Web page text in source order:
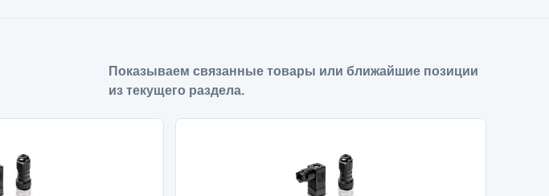
Показываем связанные товары или ближайшие позиции
из текущего раздела.